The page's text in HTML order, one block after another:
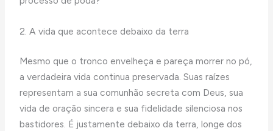
2. A vida que acontece debaixo da terra
Mesmo que o tronco envelheça e pareça morrer no pó,
a verdadeira vida continua preservada. Suas raízes
representam a sua comunhão secreta com Deus, sua
vida de oração sincera e sua fidelidade silenciosa nos
bastidores. É justamente debaixo da terra, longe dos